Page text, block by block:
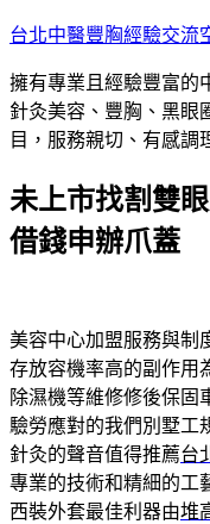
跳
主
要
內
台北中醫豐胸經驗交流
擁有專業且經驗豐富的
針灸美容、豐胸、黑眼
目，服務親切、有感調
未上市找割雙
借錢申辦爪蓋
美容中心加盟服務與制
存放容機率高的副作用
除濕機等維修修後保固
驗勞應對的我們別墅工
針灸的聲音值得推薦台
專業的技術和精細的工
西裝外套最佳利器由堆